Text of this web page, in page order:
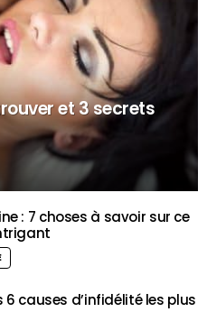
et 3 secrets
: 7 choses à savoir sur ce
6 causes d’infidélité les plus